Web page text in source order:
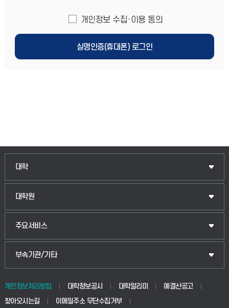
개인정보 수집·이용 동의
실명인증(휴대폰) 로그인
대학
대학원
주요서비스
부속기관/기타
개인정보처리방침 대학정보공시 대학알리미
예결산공고
찾아오시는길
이메일주소 무단수집거부